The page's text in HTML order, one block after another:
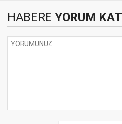
HABERE YORUM KAT